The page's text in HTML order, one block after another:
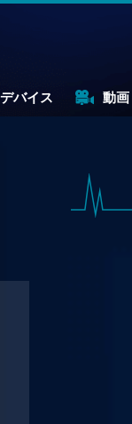
デバイス 動画